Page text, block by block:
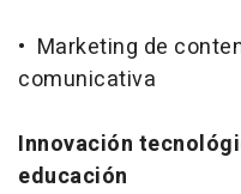
• Marketing de
comunicativa
Innovación
educación